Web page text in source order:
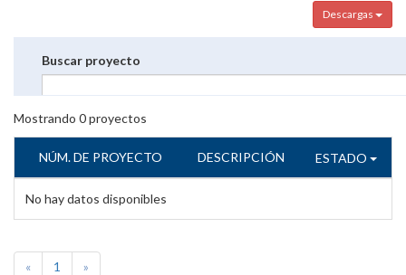
Descargas
Buscar proyecto
Mostrando 0proyectos
NÚM. DE PROYECTO DESCRIPCIÓN ESTADO
No hay datos disponibles
« 1 »